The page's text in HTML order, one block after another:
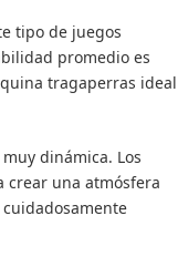
tipo de juegos
promedio es
tragaperras ideal
dinámica. Los
crear una atmósfera